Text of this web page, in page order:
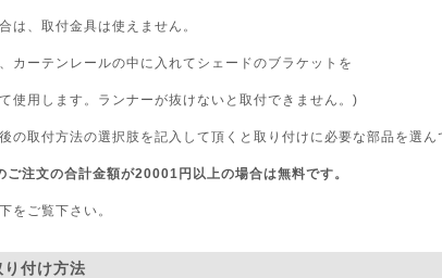
は、取付金具は使えません。
カーテンレールの中に入れてシェードのブラケットを
使用します。ランナーが抜けないと取付できません。)
の取付方法の選択肢を記入して頂くと取り付けに必要な部品を選ん
ご注文の合計金額が20001円以上の場合は無料です。
をご覧下さい。
付け方法